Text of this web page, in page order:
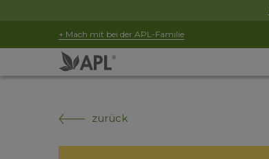
+ Mach mit bei der APL-Familie
zurück